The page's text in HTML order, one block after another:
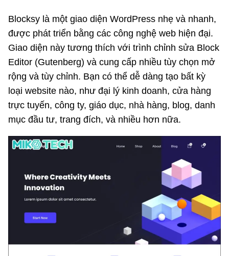
Blocksy là một giao diện WordPress nhẹ và nhanh,
được phát triển bằng các công nghệ web hiện đại.
Giao diện này tương thích với trình chỉnh sửa Block
Editor (Gutenberg) và cung cấp nhiều tùy chọn mở
rộng và tùy chỉnh. Bạn có thể dễ dàng tạo bất kỳ
loại website nào, như đại lý kinh doanh, cửa hàng
trực tuyến, công ty, giáo dục, nhà hàng, blog, danh
mục đầu tư, trang đích, và nhiều hơn nữa.